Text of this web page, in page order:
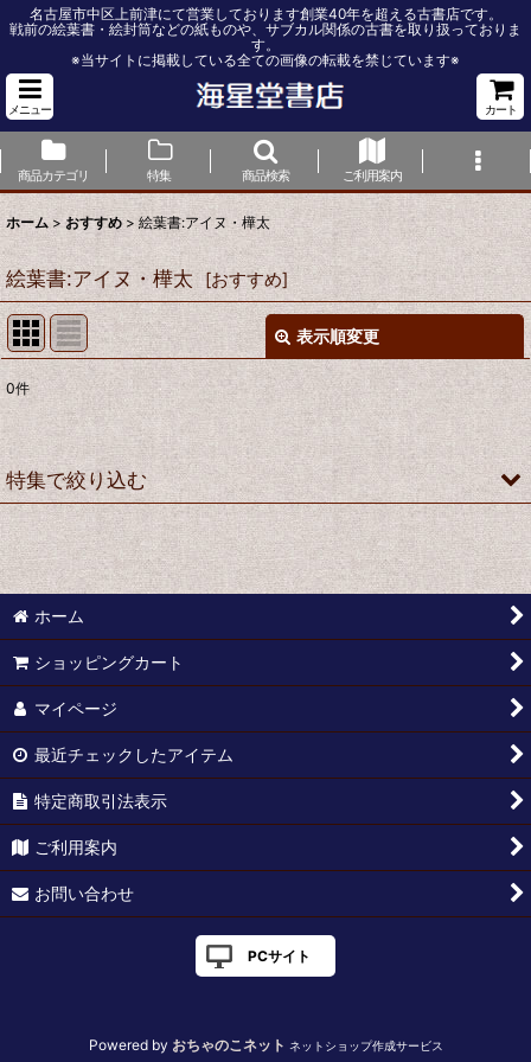
名古屋市中区上前津にて営業しております創業40年を超える古書店です。
戦前の絵葉書・絵封筒などの紙ものや、サブカル関係の古書を取り扱っておりま
す。
※当サイトに掲載している全ての画像の転載を禁じています※
メニュー カート
商品カテゴリ 特集 商品検索 ご利用案内
ホーム > おすすめ > 絵葉書:アイヌ・樺太
絵葉書:アイヌ・樺太 [おすすめ]
表示順変更
表示数 :
並び順:
絞り込む
0件
特集で絞り込む
中原淳一
蕗谷虹児
松本かつぢ
絵葉書:曾我廼家五郎
絵葉書:アイヌ・樺太
絵葉書:中国
絵葉書:台湾
絵葉書:ロシア
ホーム
ショッピングカート
マイページ
最近チェックしたアイテム
特定商取引法表示
ご利用案内
お問い合わせ
PCサイト
Powered by おちゃのこネット ネットショップ作成サービス